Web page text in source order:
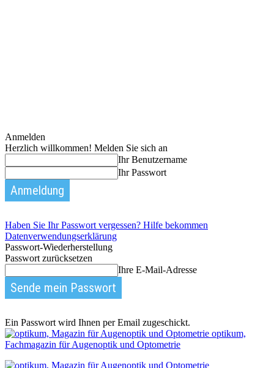
Anmelden
Herzlich willkommen! Melden Sie sich an
Ihr Benutzername
Ihr Passwort
Haben Sie Ihr Passwort vergessen? Hilfe bekommen
Datenverwendungserklärung
Passwort-Wiederherstellung
Passwort zurücksetzen
Ihre E-Mail-Adresse
Ein Passwort wird Ihnen per Email zugeschickt.
optikum,
Fachmagazin für Augenoptik und Optometrie